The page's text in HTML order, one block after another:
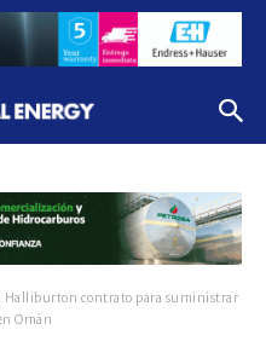
Halliburton contrato para suministrar
Omán